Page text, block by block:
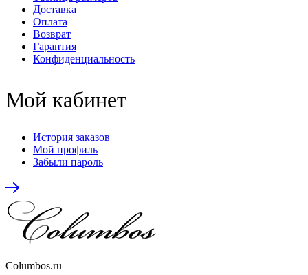
Доставка
Оплата
Возврат
Гарантия
Конфиденциальность
Мой кабинет
История заказов
Мой профиль
Забыли пароль
Columbos.ru